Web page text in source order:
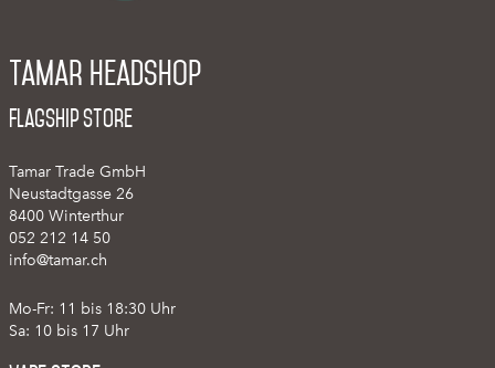
Tamar Headshop
Flagship Store
Tamar Trade GmbH
Neustadtgasse 26
8400 Winterthur
052 212 14 50
info@tamar.ch
Mo-Fr: 11 bis 18:30 Uhr
Sa: 10 bis 17 Uhr